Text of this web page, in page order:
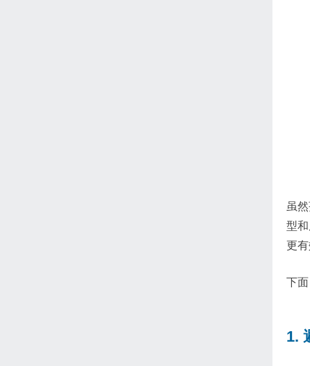
虽
型
更
下
1.